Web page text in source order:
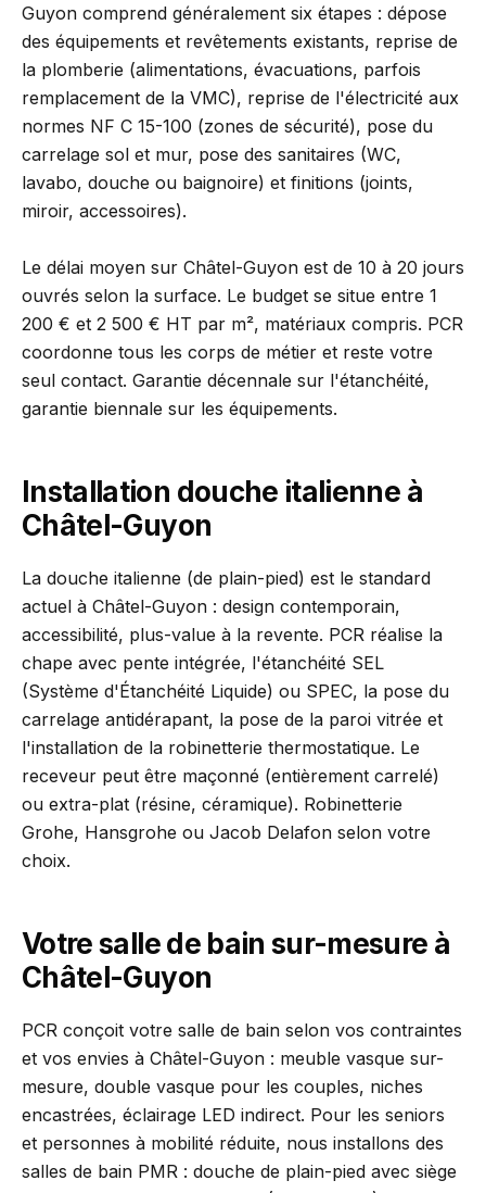
Guyon comprend généralement six étapes : dépose
des équipements et revêtements existants, reprise de
la plomberie (alimentations, évacuations, parfois
remplacement de la VMC), reprise de l'électricité aux
normes NF C 15-100 (zones de sécurité), pose du
carrelage sol et mur, pose des sanitaires (WC,
lavabo, douche ou baignoire) et finitions (joints,
miroir, accessoires).
Le délai moyen sur Châtel-Guyon est de 10 à 20 jours
ouvrés selon la surface. Le budget se situe entre 1
200 € et 2 500 € HT par m², matériaux compris. PCR
coordonne tous les corps de métier et reste votre
seul contact. Garantie décennale sur l'étanchéité,
garantie biennale sur les équipements.
Installation douche italienne à
Châtel-Guyon
La douche italienne (de plain-pied) est le standard
actuel à Châtel-Guyon : design contemporain,
accessibilité, plus-value à la revente. PCR réalise la
chape avec pente intégrée, l'étanchéité SEL
(Système d'Étanchéité Liquide) ou SPEC, la pose du
carrelage antidérapant, la pose de la paroi vitrée et
l'installation de la robinetterie thermostatique. Le
receveur peut être maçonné (entièrement carrelé)
ou extra-plat (résine, céramique). Robinetterie
Grohe, Hansgrohe ou Jacob Delafon selon votre
choix.
Votre salle de bain sur-mesure à
Châtel-Guyon
PCR conçoit votre salle de bain selon vos contraintes
et vos envies à Châtel-Guyon : meuble vasque sur-
mesure, double vasque pour les couples, niches
encastrées, éclairage LED indirect. Pour les seniors
et personnes à mobilité réduite, nous installons des
salles de bain PMR : douche de plain-pied avec siège